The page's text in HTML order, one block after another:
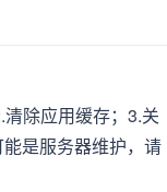
除应用缓存；3.关
是服务器维护，请